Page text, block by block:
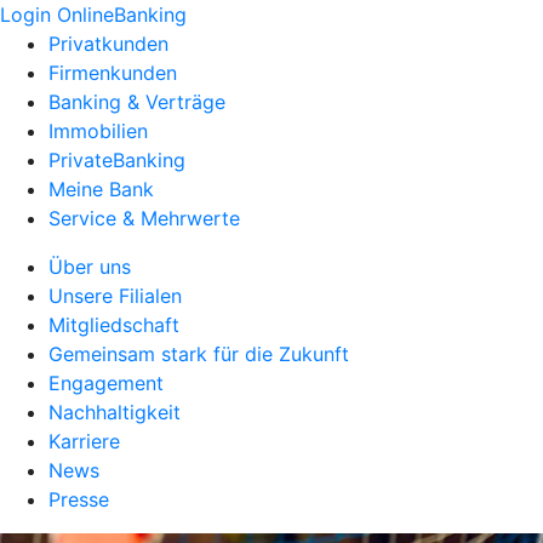
Login OnlineBanking
Privatkunden
Firmenkunden
Banking & Verträge
Immobilien
PrivateBanking
Meine Bank
Service & Mehrwerte
Über uns
Unsere Filialen
Mitgliedschaft
Gemeinsam stark für die Zukunft
Engagement
Nachhaltigkeit
Karriere
News
Presse